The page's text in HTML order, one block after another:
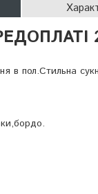
в пол.Стильна